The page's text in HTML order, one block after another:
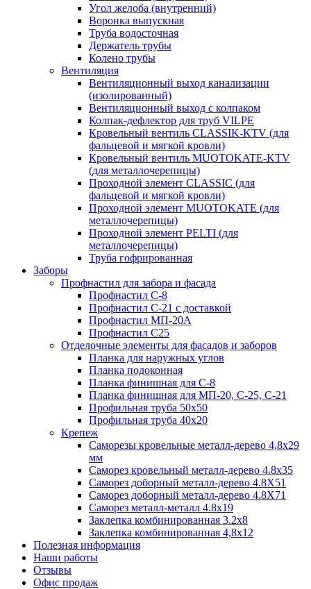
Угол желоба (внутренний)
Воронка выпускная
Труба водосточная
Держатель трубы
Колено трубы
Вентиляция
Вентиляционный выход канализации
(изолированный)
Вентиляционный выход с колпаком
Колпак-дефлектор для труб VILPE
Кровельный вентиль CLASSIK-KTV (для
фальцевой и мягкой кровли)
Кровельный вентиль MUOTOKATE-KTV
(для металлочерепицы)
Проходной элемент CLASSIC (для
фальцевой и мягкой кровли)
Проходной элемент MUOTOKATE (для
металлочерепицы)
Проходной элемент PELTI (для
металлочерепицы)
Труба гофрированная
Заборы
Профнастил для забора и фасада
Профнастил С-8
Профнастил С-21 с доставкой
Профнастил МП-20А
Профнастил С25
Отделочные элементы для фасадов и заборов
Планка для наружных углов
Планка подоконная
Планка финишная для С-8
Планка финишная для МП-20, С-25, С-21
Профильная труба 50x50
Профильная труба 40x20
Крепеж
Саморезы кровельные металл-дерево 4,8х29
мм
Саморез кровельный металл-дерево 4.8x35
Саморез доборный металл-дерево 4.8X51
Саморез доборный металл-дерево 4.8X71
Саморез металл-металл 4.8x19
Заклепка комбинированная 3.2x8
Заклепка комбинированная 4,8x12
Полезная информация
Наши работы
Отзывы
Офис продаж